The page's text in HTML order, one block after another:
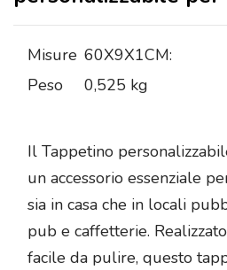
Misure 60X9X1CM:
Peso
0,525 kg
Il Tappetino
un accessorio essenziale
sia in casa che in locali
pub e caffetterie.
facile da pulire, questo